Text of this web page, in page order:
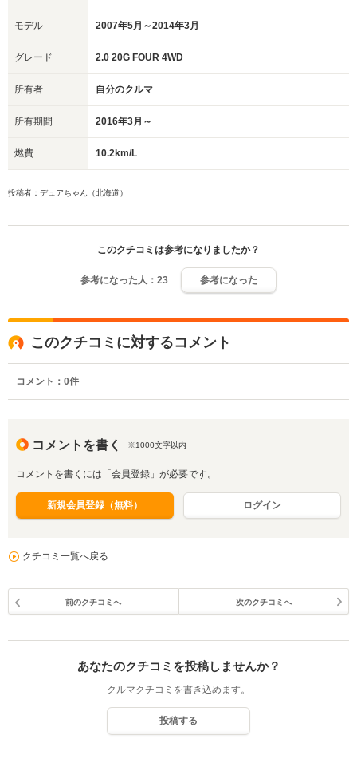
モデル 2007年5月～2014年3月
グレード 2.0 20G FOUR 4WD
所有者 自分のクルマ
所有期間 2016年3月～
燃費 10.2km/L
投稿者：デュアちゃん（北海道）
このクチコミは参考になりましたか？
参考になった人： 23 参考になった
このクチコミに対するコメント
コメント： 0件
コメントを書く ※1000文字以内
コメントを書くには「会員登録」が必要です。
新規会員登録（無料） ログイン
クチコミ一覧へ戻る
前のクチコミへ 次のクチコミへ
あなたのクチコミを投稿しませんか？
クルマクチコミを書き込めます。
投稿する